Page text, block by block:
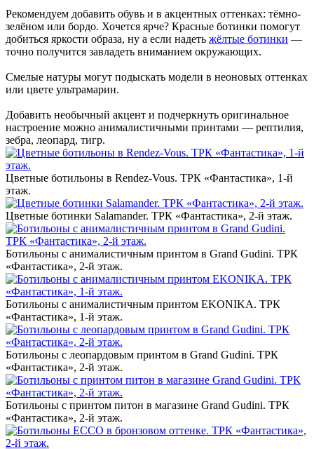
Рекомендуем добавить обувь и в акцентных оттенках: тёмно-
зелёном или бордо. Хочется ярче? Красные ботинки помогут
добиться яркости образа, ну а если надеть жёлтые ботинки —
точно получится завладеть вниманием окружающих.
Смелые натуры могут подыскать модели в неоновых оттенках
или цвете ультрамарин.
Добавить необычный акцент и подчеркнуть оригинальное
настроение можно анималистичными принтами — рептилия,
зебра, леопард, тигр.
Цветные ботильоны в Rendez-Vous. ТРК «‎Фантастика», 1-й
этаж.‎
Цветные ботинки Salamander. ТРК «‎Фантастика», 2-й этаж.‎
Ботильоны с анималистичным принтом в Grand Gudini. ТРК
«‎Фантастика», 2-й этаж.‎
Ботильоны с анималистичным принтом EKONIKA. ТРК
«‎Фантастика», 1-й этаж.‎
Ботильоны с леопардовым принтом в Grand Gudini. ТРК
«‎Фантастика», 2-й этаж.‎
Ботильоны с принтом питон в магазине Grand Gudini. ТРК
«‎Фантастика», 2-й этаж.‎